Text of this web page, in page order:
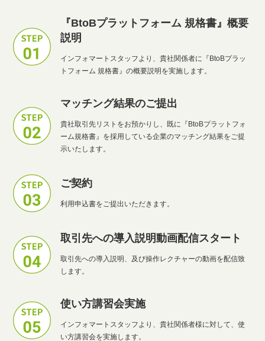
『BtoBプラットフォーム 規格書』概要
説明
インフォマートスタッフより、貴社関係者に『BtoBプラッ
トフォーム 規格書』の概要説明を実施します。
マッチング結果のご提出
貴社取引先リストをお預かりし、既に『BtoBプラットフォ
ーム規格書』を採用している企業のマッチング結果をご提
示いたします。
ご契約
利用申込書をご提出いただきます。
取引先への導入説明動画配信スタート
取引先への導入説明、及び操作レクチャーの動画を配信致
します。
使い方講習会実施
インフォマートスタッフより、貴社関係者様に対して、使
い方講習会を実施します。